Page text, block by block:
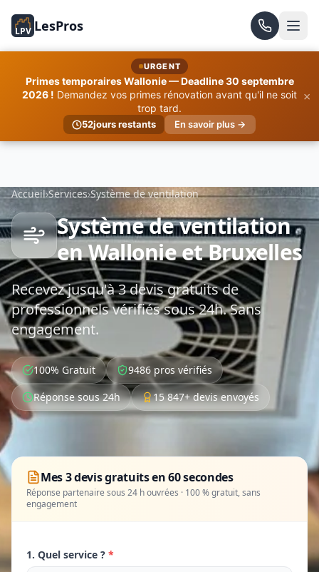
LPV LesPros
URGENT
Primes temporaires Wallonie — Deadline 30 septembre
2026 ! Demandez vos primes rénovation avant qu'il ne soit
trop tard.
52jours restants En savoir plus →
×
Accueil›Services›Système de ventilation
Système de ventilation
en Wallonie et Bruxelles
Recevez jusqu'à 3 devis gratuits de
professionnels vérifiés sous 24h. Sans
engagement.
100% Gratuit
9486 pros vérifiés
Réponse sous 24h
15 847+ devis envoyés
Mes 3 devis gratuits en 60 secondes
Réponse partenaire sous 24 h ouvrées · 100 % gratuit, sans
engagement
1. Quel service ? *